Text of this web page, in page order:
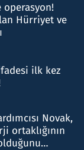
operasyon!
Hürriyet ve
ilk kez
Novak,
ortaklığının